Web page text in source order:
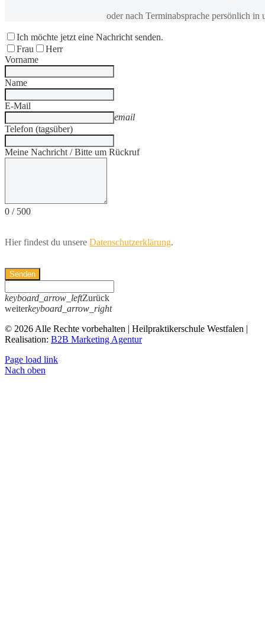
oder nach Terminabsprache persönlich
Ich möchte jetzt eine Nachricht senden.
Frau
Herr
Vorname
Name
E-Mail
email
Telefon (tagsüber)
Meine Nachricht / Bitte um Rückruf
0 / 500
Hier findest du unsere Datenschutzerklärung.
Senden
keyboard_arrow_leftZurück
weiterkeyboard_arrow_right
© 2026 Alle Rechte vorbehalten | Heilpraktikerschule Westfalen |
Realisation: B2B Marketing Agentur
Page load link
Nach oben